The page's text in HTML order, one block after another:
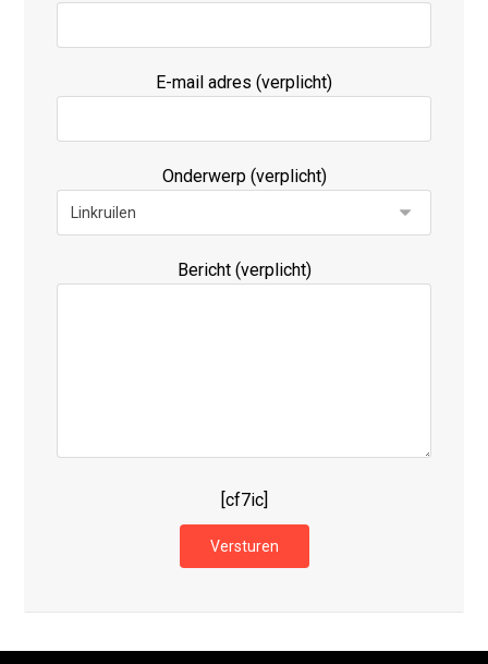
E-mail adres (verplicht)
Onderwerp (verplicht)
Bericht (verplicht)
[cf7ic]
Versturen